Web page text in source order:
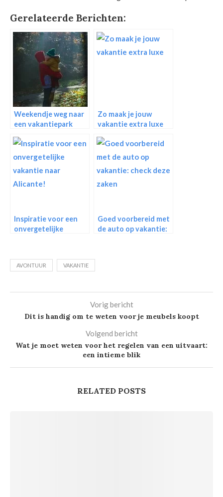
Gerelateerde Berichten:
Weekendje weg naar
een vakantiepark
Zo maak je jouw
vakantie extra luxe
Inspiratie voor een
onvergetelijke
Goed voorbereid met
de auto op vakantie:
AVONTUUR VAKANTIE
Vorig bericht
Dit is handig om te weten voor je meubels koopt
Volgend bericht
Wat je moet weten voor het regelen van een uitvaart:
een intieme blik
RELATED POSTS